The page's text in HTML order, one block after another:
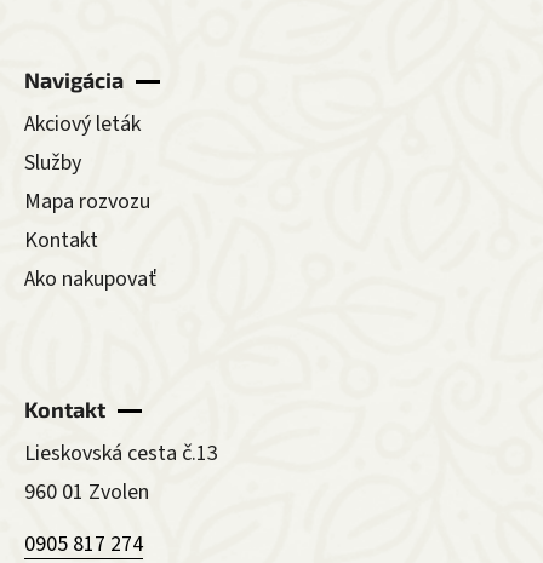
Navigácia
Akciový leták
Služby
Mapa rozvozu
Kontakt
Ako nakupovať
Kontakt
Lieskovská cesta č.13
960 01 Zvolen
0905 817 274